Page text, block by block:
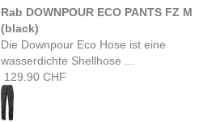
Rab DOWNPOUR ECO PANTS FZ M
(black)
Die Downpour Eco Hose ist eine
wasserdichte Shellhose ...
129.90 CHF